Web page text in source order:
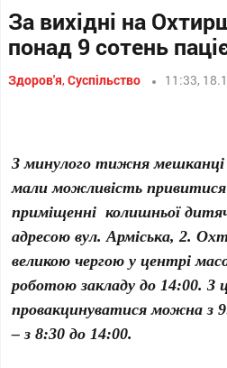
За вихідні на
понад 9 сотень
Здоров'я,Суспільство 11:33,
З минулого тижня мешканці
мали можливість привитися
приміщенні колишньої
адресою вул. Арміська, 2.
великою чергою у центрі
роботою закладу до 14:00.
провакцинуватися можна з
– з 8:30 до 14:00.